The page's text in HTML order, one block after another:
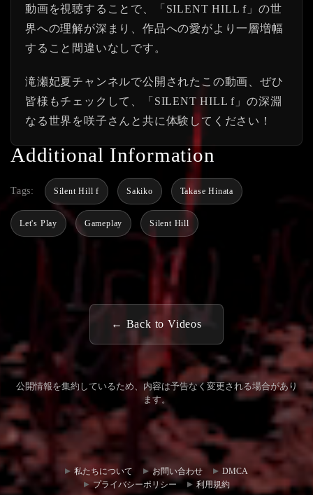
動画を視聴することで、「SILENT HILL f」の世
界への理解が深まり、作品への愛がより一層増幅
すること間違いなしです。
滝瀬妃夏チャンネルで公開されたこの動画、ぜひ
皆様もチェックして、「SILENT HILL f」の深淵
なる世界を咲子さんと共に体験してください！
Additional Information
Tags: Silent Hill f Sakiko Takase Hinata
Let's Play Gameplay Silent Hill
← Back to Videos
公開情報を集約しているため、内容は予告なく変更される場合があり
ます。
ニティ
ハブ
合わせ
私たちについて お問い合わせ
DMCA
プライバシーポリシー
利用規約